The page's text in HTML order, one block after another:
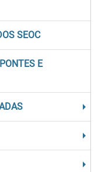
SEOC
E